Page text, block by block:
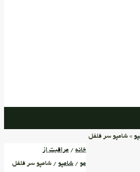
» شامپو سر فلفل
خانه / مراقبت از
مو / شامپو / شامپو سر فلفل